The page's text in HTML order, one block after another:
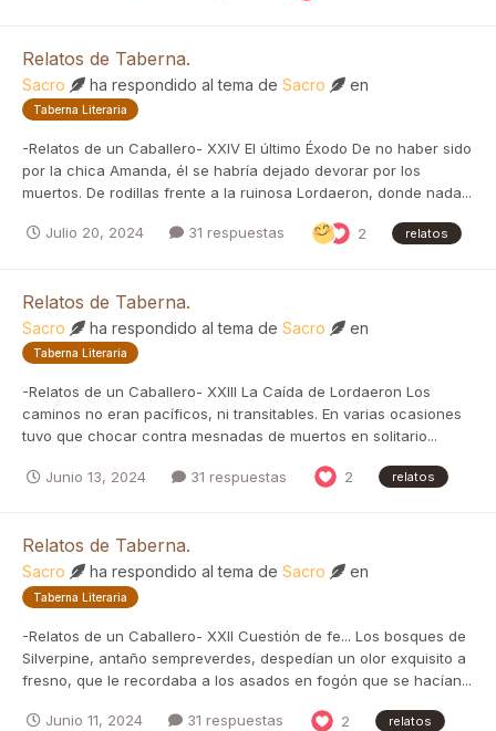
Relatos de Taberna.
Sacro ha respondido al tema de Sacro en
Taberna Literaria
-Relatos de un Caballero- XXIV El último Éxodo De no haber sido
por la chica Amanda, él se habría dejado devorar por los
muertos. De rodillas frente a la ruinosa Lordaeron, donde nada...
Julio 20, 2024 31 respuestas 2 relatos
Relatos de Taberna.
Sacro ha respondido al tema de Sacro en
Taberna Literaria
-Relatos de un Caballero- XXIII La Caída de Lordaeron Los
caminos no eran pacíficos, ni transitables. En varias ocasiones
tuvo que chocar contra mesnadas de muertos en solitario...
Junio 13, 2024 31 respuestas 2 relatos
Relatos de Taberna.
Sacro ha respondido al tema de Sacro en
Taberna Literaria
-Relatos de un Caballero- XXII Cuestión de fe... Los bosques de
Silverpine, antaño sempreverdes, despedían un olor exquisito a
fresno, que le recordaba a los asados en fogón que se hacían...
Junio 11, 2024 31 respuestas 2 relatos